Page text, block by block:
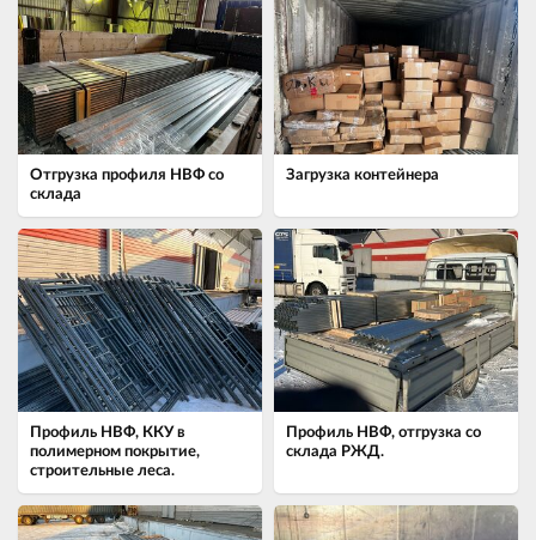
Отгрузка профиля НВФ со
склада
Загрузка контейнера
Профиль НВФ, ККУ в
полимерном покрытие,
строительные леса.
Профиль НВФ, отгрузка со
склада РЖД.